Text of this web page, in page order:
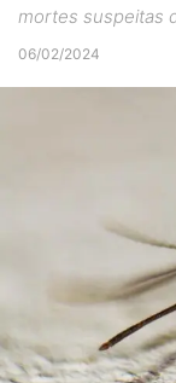
mortes suspeitas
06/02/2024